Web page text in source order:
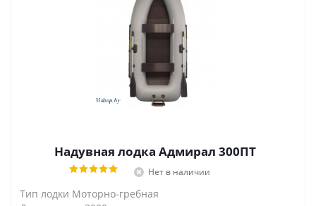
Надувная лодка Адмирал 300ПТ
Нет в наличии
Тип лодки Моторно-гребная